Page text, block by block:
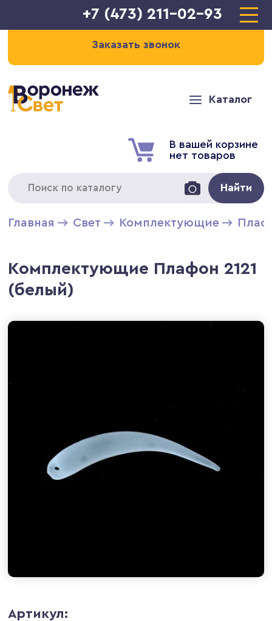
+7 (473) 211-02-93
Заказать звонок
Каталог
В вашей корзине
нет товаров
Найти
Главная Свет Комплектующие
Комплектующие Плафон 2121
(белый)
Артикул: